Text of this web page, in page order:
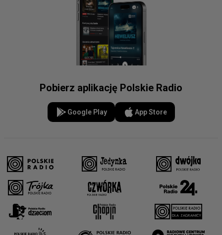
Pobierz aplikację Polskie Radio
Google Play App Store